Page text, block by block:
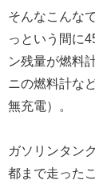
そんなこんな
っという間に
ン残量が燃料
ニの燃料計な
無充電）。
ガソリンタン
都まで走った